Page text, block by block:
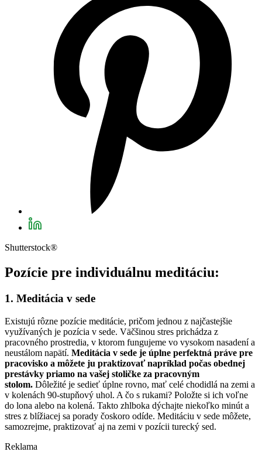
Shutterstock®
Pozície pre individuálnu meditáciu:
1. Meditácia v sede
Existujú rôzne pozície meditácie, pričom jednou z najčastejšie
využívaných je pozícia v sede. Väčšinou stres prichádza z
pracovného prostredia, v ktorom fungujeme vo vysokom nasadení a
neustálom napätí. Meditácia v sede je úplne perfektná práve pre
pracovisko a môžete ju praktizovať napríklad počas obednej
prestávky priamo na vašej stoličke za pracovným
stolom. Dôležité je sedieť úplne rovno, mať celé chodidlá na zemi a
v kolenách 90-stupňový uhol. A čo s rukami? Položte si ich voľne
do lona alebo na kolená. Takto zhlboka dýchajte niekoľko minút a
stres z blížiacej sa porady čoskoro odíde. Meditáciu v sede môžete,
samozrejme, praktizovať aj na zemi v pozícii turecký sed.
Reklama